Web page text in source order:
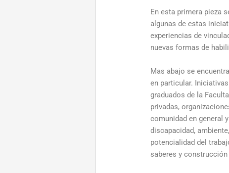
En esta primera pieza
algunas de estas
experiencias de
nuevas formas de
Mas abajo se
en particular.
graduados de la
privadas,
comunidad en general
discapacidad,
potencialidad del
saberes y